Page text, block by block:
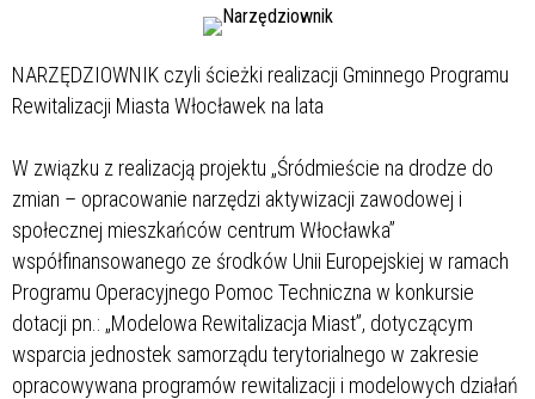
NARZĘDZIOWNIK czyli ścieżki realizacji Gminnego Programu
Rewitalizacji Miasta Włocławek na lata
W związku z realizacją projektu „Śródmieście na drodze do
zmian – opracowanie narzędzi aktywizacji zawodowej i
społecznej mieszkańców centrum Włocławka”
współfinansowanego ze środków Unii Europejskiej w ramach
Programu Operacyjnego Pomoc Techniczna w konkursie
dotacji pn.: „Modelowa Rewitalizacja Miast”, dotyczącym
wsparcia jednostek samorządu terytorialnego w zakresie
opracowywana programów rewitalizacji i modelowych działań